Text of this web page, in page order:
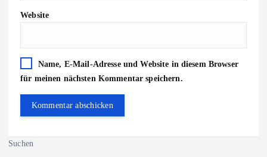
Website
Name, E-Mail-Adresse und Website in diesem Browser
für meinen nächsten Kommentar speichern.
Suchen